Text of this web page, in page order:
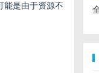
能是由于资源不